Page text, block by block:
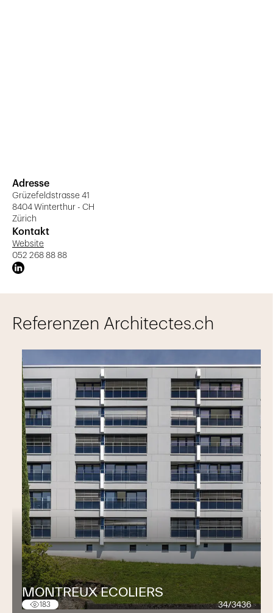
Adresse
Grüzefeldstrasse 41
8404 Winterthur - CH
Zürich
Kontakt
Website
052 268 88 88
Referenzen Architectes.ch
MONTREUX ECOLIERS
183 34/3436